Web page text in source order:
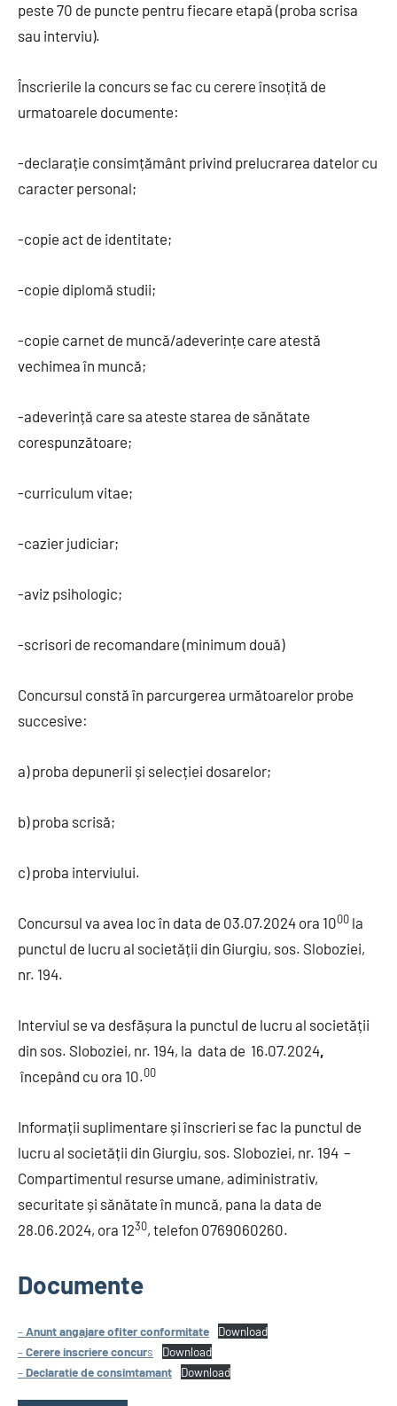
peste 70 de puncte pentru fiecare etapă (proba scrisa
sau interviu).
Înscrierile la concurs se fac cu cerere însoțită de
urmatoarele documente:
-declarație consimțământ privind prelucrarea datelor cu
caracter personal;
-copie act de identitate;
-copie diplomă studii;
-copie carnet de muncă/adeverințe care atestă
vechimea în muncă;
-adeverință care sa ateste starea de sănătate
corespunzătoare;
-curriculum vitae;
-cazier judiciar;
-aviz psihologic;
-scrisori de recomandare (minimum două)
Concursul constă în parcurgerea următoarelor probe
succesive:
a) proba depunerii și selecției dosarelor;
b) proba scrisă;
c) proba interviului.
Concursul va avea loc în data de 03.07.2024 ora 1000 la
punctul de lucru al societății din Giurgiu, sos. Sloboziei,
nr. 194.
Interviul se va desfășura la punctul de lucru al societății
din sos. Sloboziei, nr. 194, la data de 16.07.2024,
începând cu ora 10.00
Informații suplimentare și înscrieri se fac la punctul de
lucru al societății din Giurgiu, sos. Sloboziei, nr. 194 –
Compartimentul resurse umane, adiministrativ,
securitate și sănătate în muncă, pana la data de
28.06.2024, ora 1230, telefon 0769060260.
Documente
–Anunt angajare ofiter conformitate
Download
–Cerere inscriere concurs
Download
–Declaratie de consimtamant Download